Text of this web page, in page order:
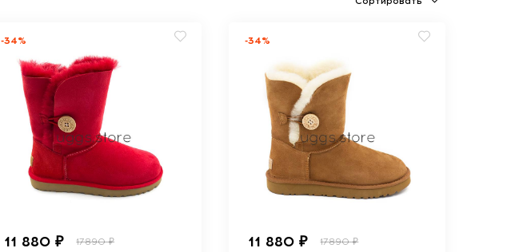
-34%
11 880 ₽ 17890 ₽
-34%
11 880 ₽ 17890 ₽